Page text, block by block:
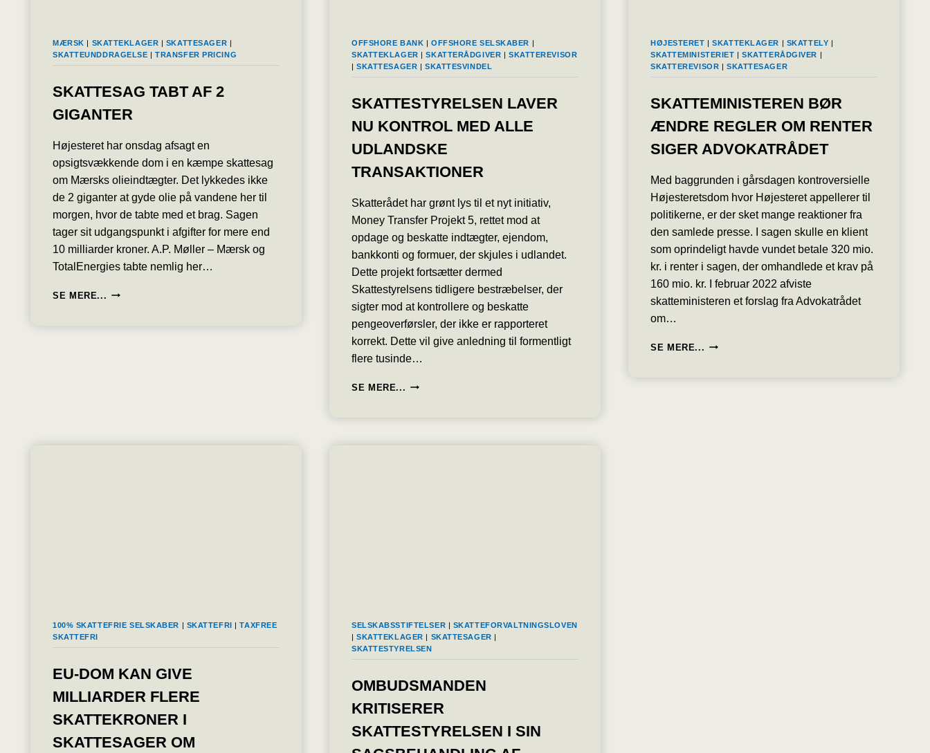
MÆRSK | SKATTEKLAGER | SKATTESAGER |
SKATTEUNDDRAGELSE |TRANSFER PRICING
SKATTESAG TABT AF 2
GIGANTER
Højesteret har onsdag afsagt en
opsigtsvækkende dom i en kæmpe skattesag
om Mærsks olieindtægter. Det lykkedes ikke
de 2 giganter at gyde olie på vandene her til
morgen, hvor de tabte med et brag. Sagen
tager sit udgangspunkt i afgifter for mere end
10 milliarder kroner. A.P. Møller – Mærsk og
TotalEnergies tabte nemlig her…
SE MERE... SKATTESAG
OFFSHORE BANK | OFFSHORE SELSKABER |
SKATTEKLAGER |SKATTERÅDGIVER | SKATTEREVISOR
|SKATTESAGER | SKATTESVINDEL
SKATTESTYRELSEN LAVER
NU KONTROL MED ALLE
UDLANDSKE
TRANSAKTIONER
Skatterådet har grønt lys til et nyt initiativ,
Money Transfer Projekt 5, rettet mod at
opdage og beskatte indtægter, ejendom,
bankkonti og formuer, der skjules i udlandet.
Dette projekt fortsætter dermed
Skattestyrelsens tidligere bestræbelser, der
sigter mod at kontrollere og beskatte
pengeoverførsler, der ikke er rapporteret
korrekt. Dette vil give anledning til formentligt
flere tusinde…
SE MERE... SKATTESTYRELSEN
HØJESTERET |SKATTEKLAGER | SKATTELY |
SKATTEMINISTERIET |SKATTERÅDGIVER |
SKATTEREVISOR | SKATTESAGER
SKATTEMINISTEREN BØR
ÆNDRE REGLER OM RENTER
SIGER ADVOKATRÅDET
Med baggrunden i gårsdagen kontroversielle
Højesteretsdom hvor Højesteret appellerer til
politikerne, er der sket mange reaktioner fra
den samlede presse. I sagen skulle en klient
som oprindeligt havde vundet betale 320 mio.
kr. i renter i sagen, der omhandlede et krav på
160 mio. kr. I februar 2022 afviste
skatteministeren et forslag fra Advokatrådet
om…
SE MERE... SKATTEMINISTEREN
100% SKATTEFRIE SELSKABER SKATTEFRI |TAXFREE
SKATTEFRI
EU-DOM KAN GIVE
MILLIARDER FLERE
SKATTEKRONER I
SKATTESAGER OM
SELSKABSSTIFTELSER
SKATTEFORVALTNINGSLOVEN
|SKATTEKLAGER SKATTESAGER
SKATTESTYRELSEN
OMBUDSMANDEN
KRITISERER
SKATTESTYRELSEN I SIN